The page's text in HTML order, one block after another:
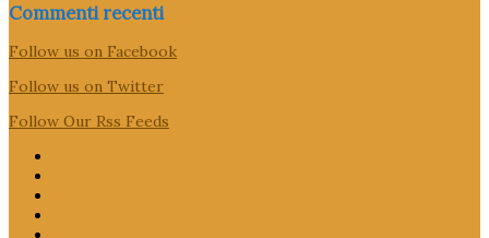
Commenti recenti
Follow us on Facebook
Follow us on Twitter
Follow Our Rss Feeds